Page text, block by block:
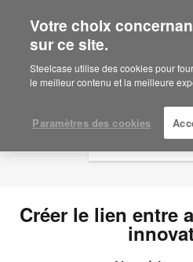
Are you in
Would you like to
your region?
English
Español
Créer le lien entre
Votre choix
sur ce site.
Steelcase utilise des cookies pour
le meilleur contenu et la meilleure
Paramètres des cookies